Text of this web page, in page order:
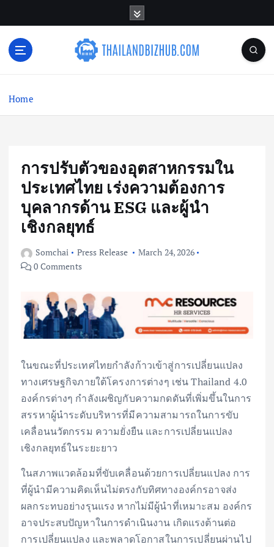
n
Home
การปรับตัวของอุตสาหกรรมใน
ประเทศไทย เร่งความต้องการ
บุคลากรด้าน ESG และผู้นำ
เชิงกลยุทธ์
Somchai Press Release
March 24, 2026
0 Comments
ในขณะที่ประเทศไทยกำลังก้าวเข้าสู่การเปลี่ยนแปลง
ทางเศรษฐกิจภายใต้โครงการต่างๆ เช่น Thailand 4.0
องค์กรต่างๆ กำลังเผชิญกับความกดดันที่เพิ่มขึ้นในการ
สรรหาผู้นำระดับบริหารที่มีความสามารถในการขับ
เคลื่อนนวัตกรรม ความยั่งยืน และการเปลี่ยนแปลง
เชิงกลยุทธ์ในระยะยาว
ในสภาพแวดล้อมที่ขับเคลื่อนด้วยการเปลี่ยนแปลง การ
ที่ผู้นำมีความคิดเห็นไม่ตรงกับทิศทางองค์กรอาจส่ง
ผลกระทบอย่างรุนแรง หากไม่มีผู้นำที่เหมาะสม องค์กร
อาจประสบปัญหาในการดำเนินงาน เกิดแรงต้านต่อ
การเปลี่ยนแปลง และพลาดโอกาสในการเปลี่ยนผ่านไป